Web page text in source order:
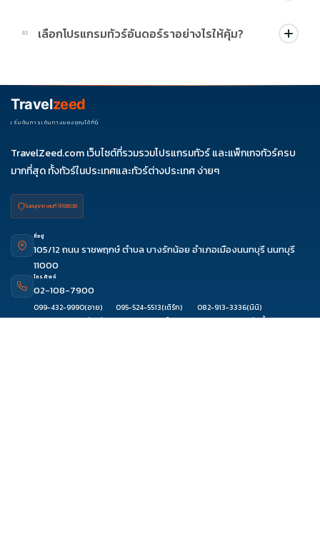
บางโปรแกรมมีโปรผ่อน 0% หรือโปรโมชั่นบัตรเครดิตตามเงื่อนไขที่
บริษัทกำหนด สามารถดูสัญลักษณ์โปรโมชั่นในรายการทัวร์แต่ละ
03 เลือกโปรแกรมทัวร์อันดอร์ราอย่างไรให้คุ้ม?
ช่วงราคา ไม่ควรเทียบจากราคาต่ำสุดเพียงอย่างเดียว
ดูรีวิว ติดต่อเซล จองผ่านแชท จองผ่านไลน์
Travelzeed
เริ่มต้นการเดินทางของคุณได้ที่นี่
TravelZeed.com เว็บไซต์ที่รวมรวมโปรแกรมทัวร์ และแพ็กเกจทัวร์ครบ
มากที่สุด ทั้งทัวร์ในประเทศและทัวร์ต่างประเทศ ง่ายๆ
ใบอนุญาต เลขที่ 11/08038
ที่อยู่
105/12 ถนน ราชพฤกษ์ ตำบล บางรักน้อย อำเภอเมืองนนทบุรี นนทบุรี
11000
โทรศัพท์
02-108-7900
099-432-9990(อาย) 095-524-5513(เติร์ก) 082-913-3336(นินิ)
080-082-9197(รัสเซีย) 062-103-3313(ใบเตย) 086-331-4402(ลัคกี้)